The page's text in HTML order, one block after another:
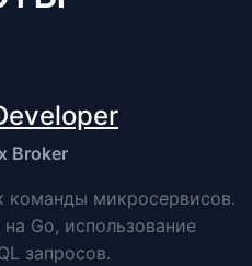
Broker
команды микросервисов.
Go, использование
запросов.